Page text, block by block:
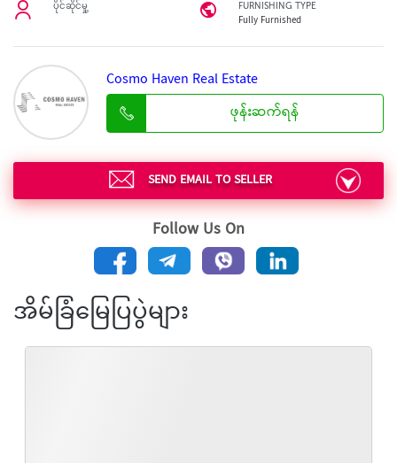
ပိုင်ဆိုင်မှု့ FURNISHING TYPE
Fully Furnished
Cosmo Haven Real Estate
ဖုန်းဆက်ရန်
SEND EMAIL TO SELLER
Follow Us On
အိမ်ခြံမြေပြပွဲများ